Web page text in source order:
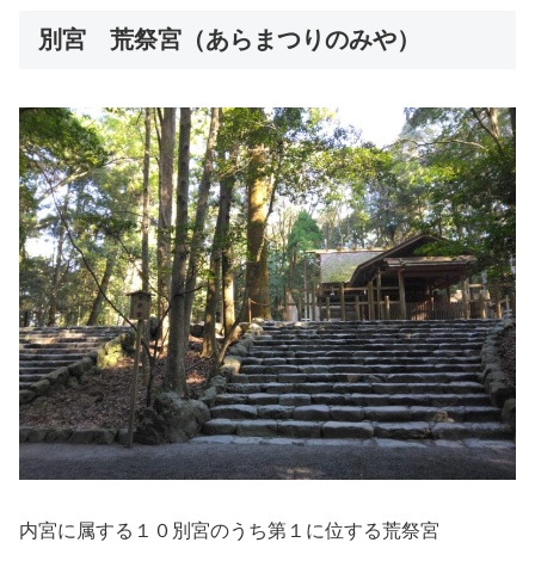
別宮 荒祭宮（あらまつりのみや）
内宮に属する１０別宮のうち第１に位する荒祭宮